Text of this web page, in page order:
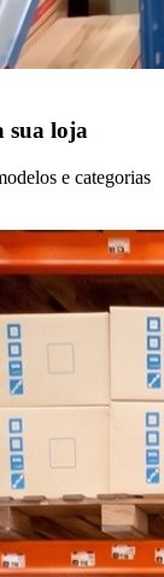
sua loja
e categorias